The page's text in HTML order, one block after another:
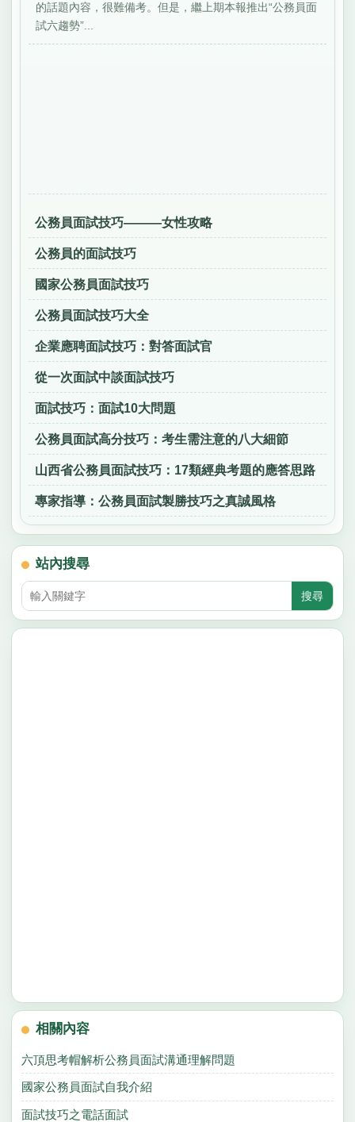
的話題內容，很難備考。但是，繼上期本報推出“公務員面
試六趨勢”...
公務員面試技巧———女性攻略
公務員的面試技巧
國家公務員面試技巧
公務員面試技巧大全
企業應聘面試技巧：對答面試官
從一次面試中談面試技巧
面試技巧：面試10大問題
公務員面試高分技巧：考生需注意的八大細節
山西省公務員面試技巧：17類經典考題的應答思路
專家指導：公務員面試製勝技巧之真誠風格
站內搜尋
相關內容
六頂思考帽解析公務員面試溝通理解問題
國家公務員面試自我介紹
面試技巧之電話面試